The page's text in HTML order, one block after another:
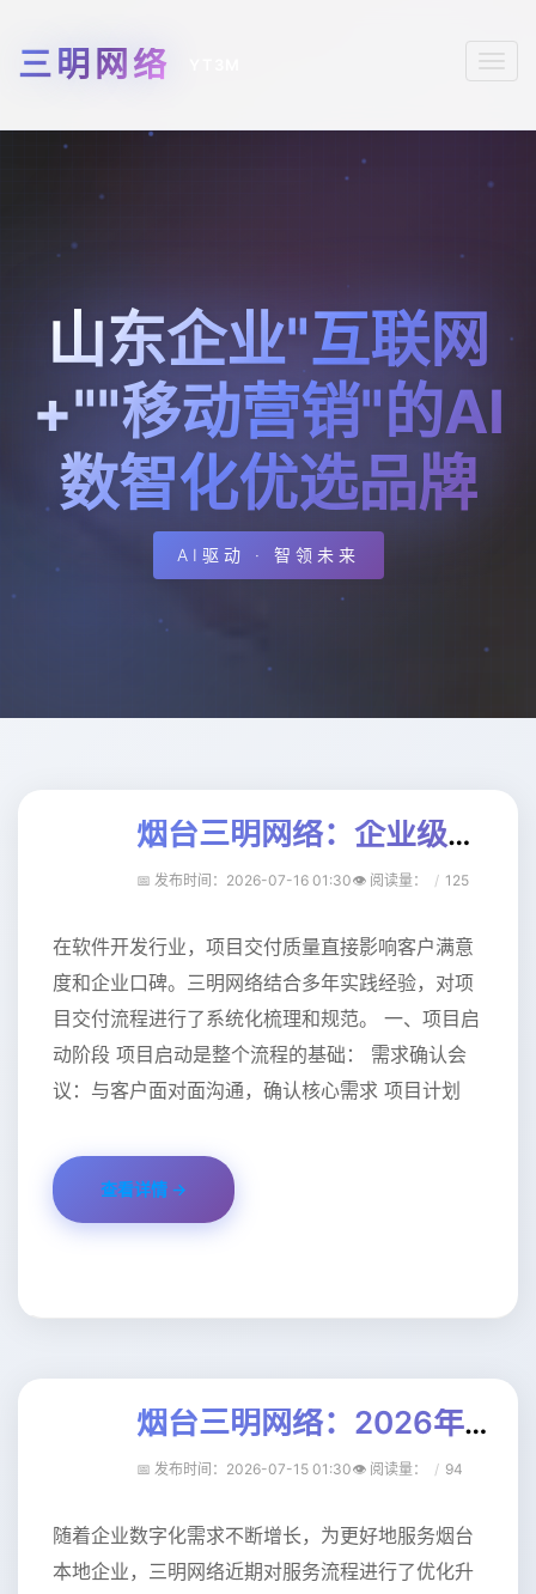
山东企业"互联网
+""移动营销"的AI
数智化优选品牌
AI驱动 · 智领未来
烟台三明网络：企业级项目交付流程规范化实践
📅 发布时间：2026-07-16 01:30👁️ 阅读量： 125
在软件开发行业，项目交付质量直接影响客户满意
度和企业口碑。三明网络结合多年实践经验，对项
目交付流程进行了系统化梳理和规范。 一、项目启
动阶段 项目启动是整个流程的基础： 需求确认会
议：与客户面对面沟通，确认核心需求 项目计划
查看详情 →
烟台三明网络：2026年数字化转型服务升级公告（二）
📅 发布时间：2026-07-15 01:30👁️ 阅读量： 94
随着企业数字化需求不断增长，为更好地服务烟台
本地企业，三明网络近期对服务流程进行了优化升